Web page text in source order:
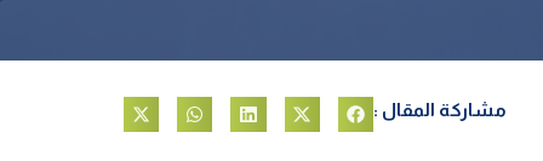
مشاركة المقال :